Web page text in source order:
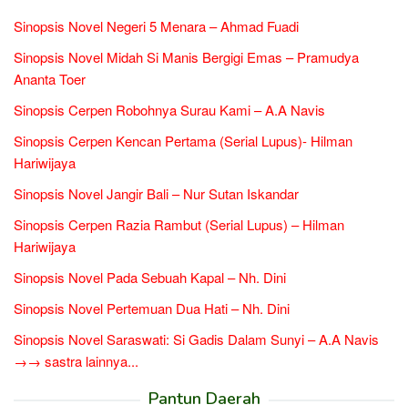
Sinopsis Novel Negeri 5 Menara – Ahmad Fuadi
Sinopsis Novel Midah Si Manis Bergigi Emas – Pramudya
Ananta Toer
Sinopsis Cerpen Robohnya Surau Kami – A.A Navis
Sinopsis Cerpen Kencan Pertama (Serial Lupus)- Hilman
Hariwijaya
Sinopsis Novel Jangir Bali – Nur Sutan Iskandar
Sinopsis Cerpen Razia Rambut (Serial Lupus) – Hilman
Hariwijaya
Sinopsis Novel Pada Sebuah Kapal – Nh. Dini
Sinopsis Novel Pertemuan Dua Hati – Nh. Dini
Sinopsis Novel Saraswati: Si Gadis Dalam Sunyi – A.A Navis
→→ sastra lainnya...
Pantun Daerah